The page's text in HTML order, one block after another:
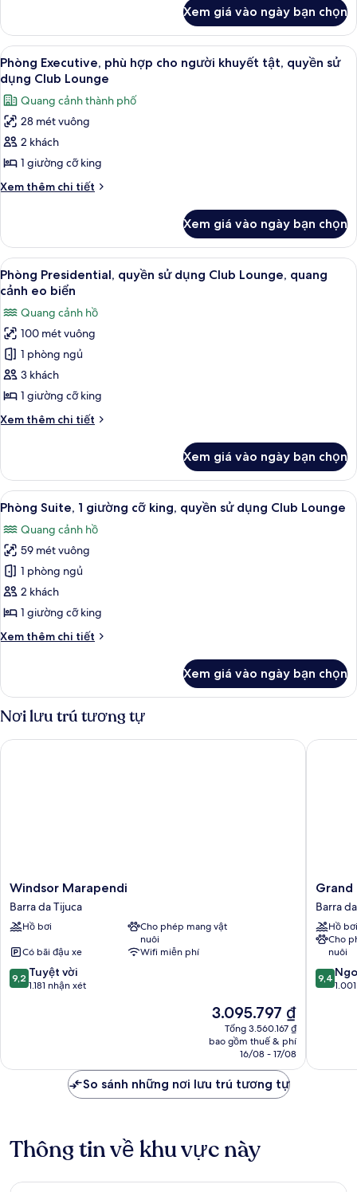
king,
quang
cảnh
eo
biển
Phòng
Deluxe,
1
giường
cỡ
king,
quang
cảnh
eo
biển
Xem giá vào ngày bạn chọn
Xem
tất
cả
ảnh
Phòng
Executive,
phù
hợp
khuyết
tật,
quyền
sử
dụng
Club
Lounge
Bộ đồ giường cao cấp, minibar, két
11
Phòng Executive, phù hợp cho người khuyết tật, quyền sử
dụng Club Lounge
Quang cảnh thành phố
28 mét vuông
2 khách
1 giường cỡ king
Xem thêm chi tiết
Chi
Phòng
Executive,
phù
hợp
cho
người
khuyết
tật,
quyền
sử
Club
Lounge
Xem giá vào ngày bạn chọn
Xem
tất
cả
ảnh
Phòng
Presidential,
quyền
sử
dụng
Club
quang
cảnh
eo
biển
Phòng Presidential, quyền sử dụng
8
Phòng Presidential, quyền sử dụng Club Lounge, quang
cảnh eo biển
Quang cảnh hồ
100 mét vuông
1 phòng ngủ
3 khách
1 giường cỡ king
Xem thêm chi tiết
Chi
Phòng
Presidential,
quyền
dụng
Club
Lounge,
quang
cảnh
eo
biển
Xem giá vào ngày bạn chọn
Xem
tất
cả
ảnh
Phòng
Suite,
1
cỡ
sử
dụng
Club
Lounge
Phòng Suite, 1 giường cỡ king,
8
Phòng Suite, 1 giường cỡ king, quyền sử dụng Club Lounge
Quang cảnh hồ
59 mét vuông
1 phòng ngủ
2 khách
1 giường cỡ king
Xem thêm chi tiết
Chi
Phòng
1
cỡ
Xem giá vào ngày bạn chọn
Nơi lưu trú tương tự
Windsor
Marapendi
Barra
da
Windsor Marapendi
Barra da Tijuca
Hồ bơi
Cho phép mang vật
nuôi
Có bãi đậu xe
Wifi miễn phí
9.2
trên
xét
9,2 Tuyệt vời
1.181 nhận xét
Giá
hiện
tại
3.095.797 ₫
3.095.797 ₫
Tổng 3.560.167 ₫
bao gồm thuế & phí
16/08 - 17/08
Windsor Marapendi
Grand
Hyatt
Rio
De
Janeiro
Barra
da
Tijuca
Grand
Barra
Hồ bơi
Cho
nuôi
9.4
trên
xét
9,4
Grand
So sánh những nơi lưu trú tương tự
Thông tin về khu vực này